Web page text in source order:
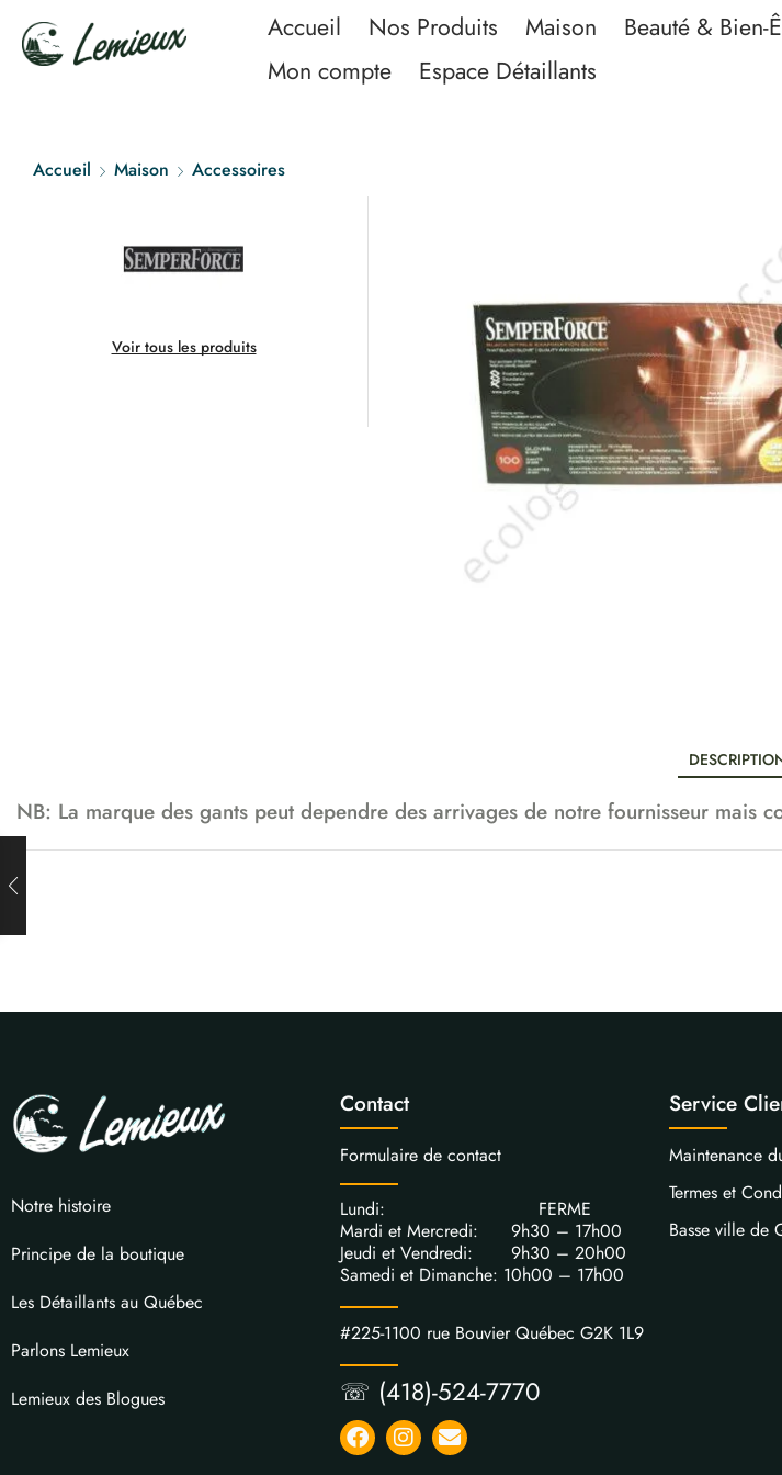
Accueil Nos Produits Maison Beauté & Bien-
Mon compte
Espace Détaillants
Accueil Maison Accessoires
Voir tous les produits
NB: La marque des gants peut dependre des arrivages de notre fournisseur mais
Notre histoire
Principe de la boutique
Les Détaillants au Québec
Parlons Lemieux
Lemieux des Blogues
Contact
Formulaire de contact
Lundi: FERME
Mardi et Mercredi: 9h30 – 17h00
Jeudi et Vendredi: 9h30 – 20h00
Samedi et Dimanche: 10h00 – 17h00
#225-1100 rue Bouvier Québec G2K 1L9
☏ (418)-524-7770
Service
Maintenance
Termes et
Basse ville de